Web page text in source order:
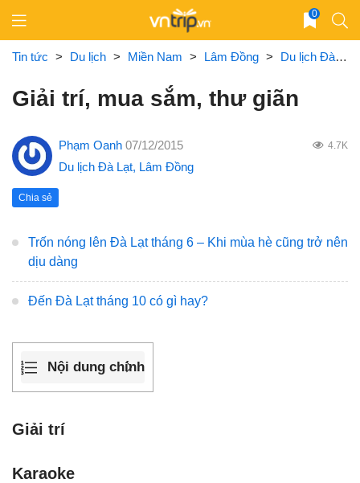
content
0
Tin tức > Du lịch > Miền Nam > Lâm Đồng > Du lịch Đà Lạt
Giải trí, mua sắm, thư giãn
Phạm Oanh 07/12/2015 4.7K
Du lịch Đà Lạt, Lâm Đồng
Chia sẻ
Trốn nóng lên Đà Lạt tháng 6 – Khi mùa hè cũng trở nên
dịu dàng
Đến Đà Lạt tháng 10 có gì hay?
Nội dung chính
Giải trí
Karaoke